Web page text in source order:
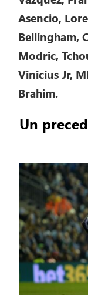
Asencio,
Bellingham,
Modric,
Vinicius Jr,
Brahim.
Un